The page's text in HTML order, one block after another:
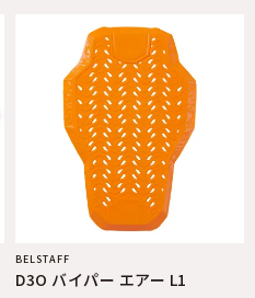
BELSTAFF
D3O バイパー エアー L1